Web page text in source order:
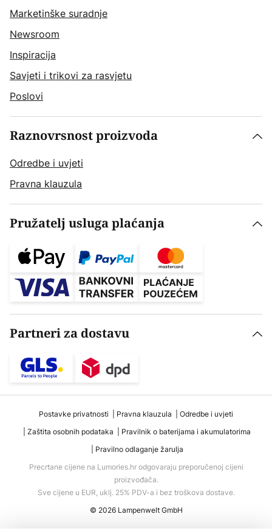
Marketinške suradnje
Newsroom
Inspiracija
Savjeti i trikovi za rasvjetu
Poslovi
Raznovrsnost proizvoda
Odredbe i uvjeti
Pravna klauzula
Pružatelj usluga plaćanja
Partneri za dostavu
Postavke privatnosti Pravna klauzula
Odredbe i uvjeti
Zaštita osobnih podataka
Pravilnik o baterijama i akumulatorima
Pravilno odlaganje žarulja
Precrtane cijene na Lumories.hr odgovaraju preporučenoj cijeni
proizvođača.
Sve cijene u EUR, uklj. 25% PDV-a i bez troškova dostave.
© 2026 Lampenwelt GmbH